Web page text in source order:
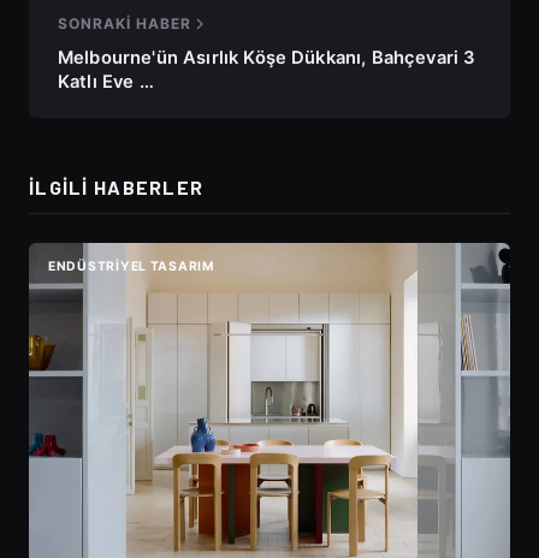
SONRAKI HABER
Melbourne'ün Asırlık Köşe Dükkanı, Bahçevari 3
Katlı Eve …
İLGILI HABERLER
ENDÜSTRIYEL TASARIM